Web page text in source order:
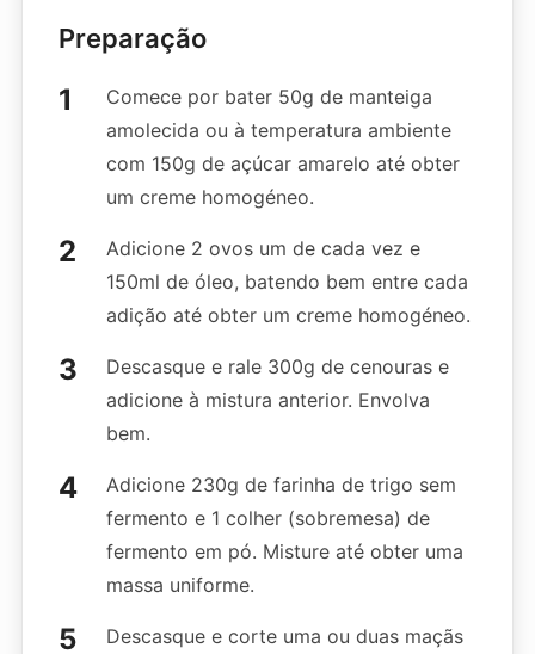
Preparação
Comece por bater 50g de manteiga
amolecida ou à temperatura ambiente
com 150g de açúcar amarelo até obter
um creme homogéneo.
Adicione 2 ovos um de cada vez e
150ml de óleo, batendo bem entre cada
adição até obter um creme homogéneo.
Descasque e rale 300g de cenouras e
adicione à mistura anterior. Envolva
bem.
Adicione 230g de farinha de trigo sem
fermento e 1 colher (sobremesa) de
fermento em pó. Misture até obter uma
massa uniforme.
Descasque e corte uma ou duas maçãs